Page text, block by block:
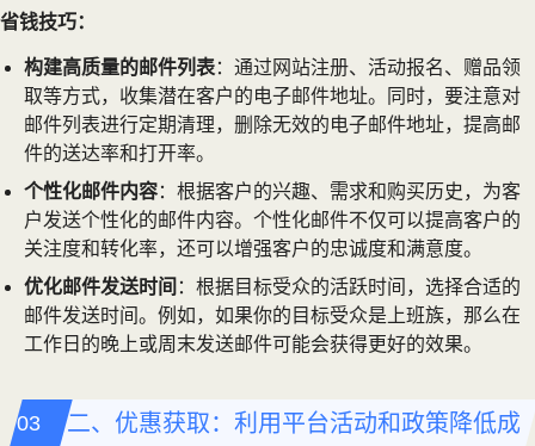
省钱技巧：
构建高质量的邮件列表：通过网站注册、活动报名、赠品领
取等方式，收集潜在客户的电子邮件地址。同时，要注意对
邮件列表进行定期清理，删除无效的电子邮件地址，提高邮
件的送达率和打开率。
个性化邮件内容：根据客户的兴趣、需求和购买历史，为客
户发送个性化的邮件内容。个性化邮件不仅可以提高客户的
关注度和转化率，还可以增强客户的忠诚度和满意度。
优化邮件发送时间 ：根据目标受众的活跃时间，选择合适的
邮件发送时间。例如，如果你的目标受众是上班族，那么在
工作日的晚上或周末发送邮件可能会获得更好的效果。
二、优惠获取：利用平台活动和政策降低成